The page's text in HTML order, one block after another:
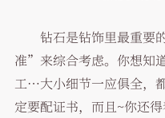
钻石是钻饰里最重要
准”来综合考虑。你想知
工…大小细节一应俱全，
定要配证书，而且~你还得